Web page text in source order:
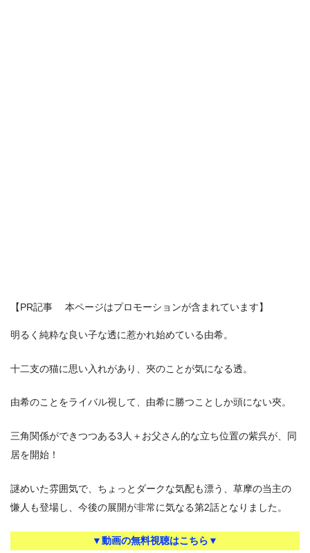
【PR記事 本ページはプロモーションが含まれています】
明るく純粋な良い子な透に惹かれ始めている由希。
十二支の猫に思い入れがあり、夾のことが気になる透。
由希のことをライバル視して、由希に勝つことしか頭にない夾。
三角関係ができつつある3人＋お父さん的な立ち位置の紫呉が、同
居を開始！
謎めいた雰囲気で、ちょっとダークな気配も漂う、草摩の当主の
慊人も登場し、今後の展開が非常に気なる第2話となりました。
▼動画の無料視聴はこちら▼